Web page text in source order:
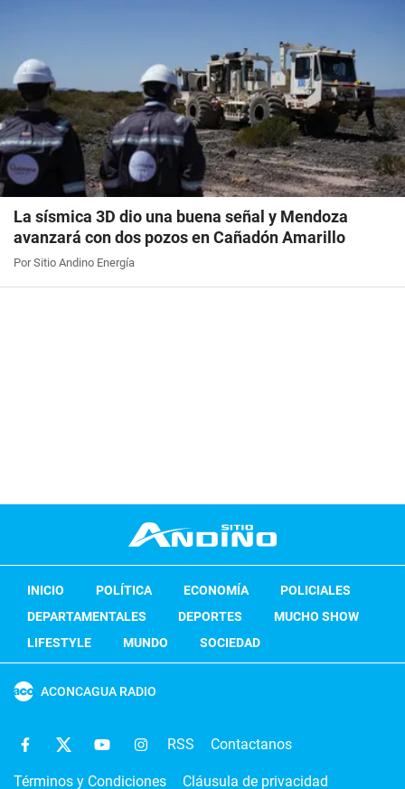
La sísmica 3D dio una buena señal y Mendoza
avanzará con dos pozos en Cañadón Amarillo
Por Sitio Andino Energía
INICIO POLÍTICA ECONOMÍA
POLICIALES
DEPARTAMENTALES
DEPORTES
MUCHO SHOW
LIFESTYLE
MUNDO SOCIEDAD
ACONCAGUA RADIO
RSS Contactanos
Términos y Condiciones Cláusula de privacidad